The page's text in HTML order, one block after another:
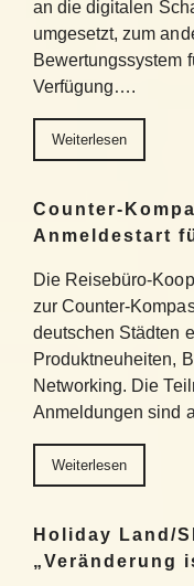
an die digitalen
umgesetzt, zum
Bewertungssystem
Verfügung….
Weiterlesen
Counter-
Anmeldestart
Die Reisebüro-
zur Counter-
deutschen Städten
Produktneuheiten,
Networking. Die
Anmeldungen sind
Weiterlesen
Holiday Land/
„Veränderung